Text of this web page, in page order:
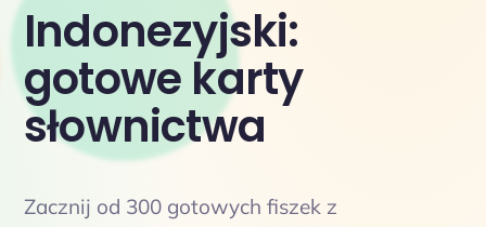
Indonezyjski:
gotowe karty
słownictwa
Zacznij od 300 gotowych fiszek z